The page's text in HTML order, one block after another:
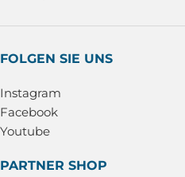
FOLGEN SIE UNS
Instagram
Facebook
Youtube
PARTNER SHOP